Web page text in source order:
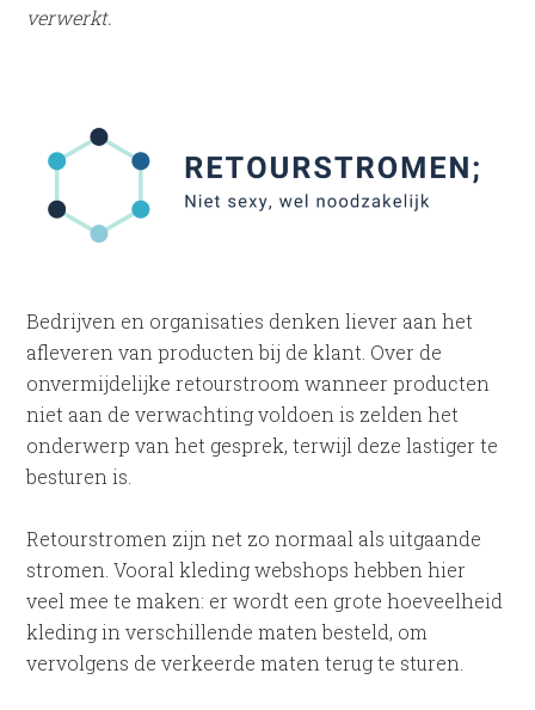
verwerkt.
Bedrijven en organisaties denken liever aan het
afleveren van producten bij de klant. Over de
onvermijdelijke retourstroom wanneer producten
niet aan de verwachting voldoen is zelden het
onderwerp van het gesprek, terwijl deze lastiger te
besturen is.
Retourstromen zijn net zo normaal als uitgaande
stromen. Vooral kleding webshops hebben hier
veel mee te maken: er wordt een grote hoeveelheid
kleding in verschillende maten besteld, om
vervolgens de verkeerde maten terug te sturen.